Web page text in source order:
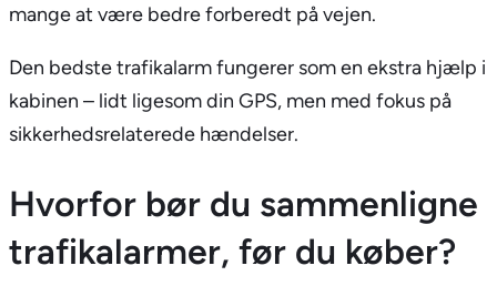
mange at være bedre forberedt på vejen.
Den bedste trafikalarm fungerer som en ekstra hjælp i
kabinen – lidt ligesom din GPS, men med fokus på
sikkerhedsrelaterede hændelser.
Hvorfor bør du sammenligne
trafikalarmer, før du køber?